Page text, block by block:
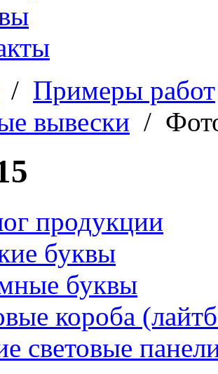
/ Примеры работ
вывески /
продукции
буквы
буквы
короба
световые